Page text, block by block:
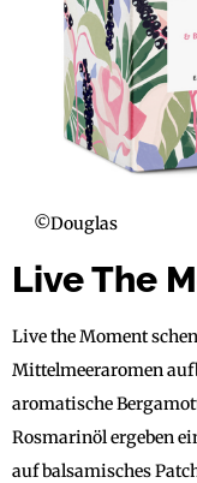
©Douglas
Live The
Live the Moment
Mittelmeeraromen
aromatische
Rosmarinöl ergeben
auf balsamisches